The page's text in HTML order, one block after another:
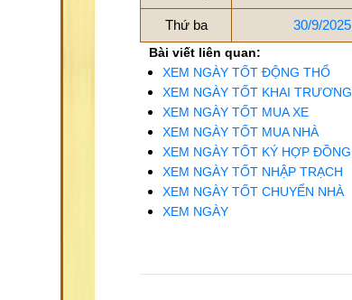
Thứ ba 30/9/2025
Bài viết liên quan:
XEM NGÀY TỐT ĐỘNG THỔ
XEM NGÀY TỐT KHAI TRƯƠNG
XEM NGÀY TỐT MUA XE
XEM NGÀY TỐT MUA NHÀ
XEM NGÀY TỐT KÝ HỢP ĐỒNG
XEM NGÀY TỐT NHẬP TRẠCH
XEM NGÀY TỐT CHUYỂN NHÀ
XEM NGÀY